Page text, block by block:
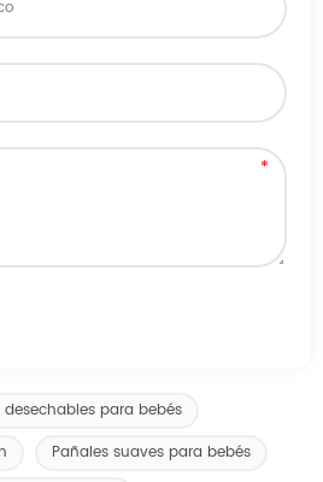
desechables para bebés
Pañales suaves para bebés